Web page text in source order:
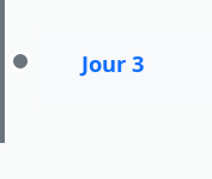
Jour 3